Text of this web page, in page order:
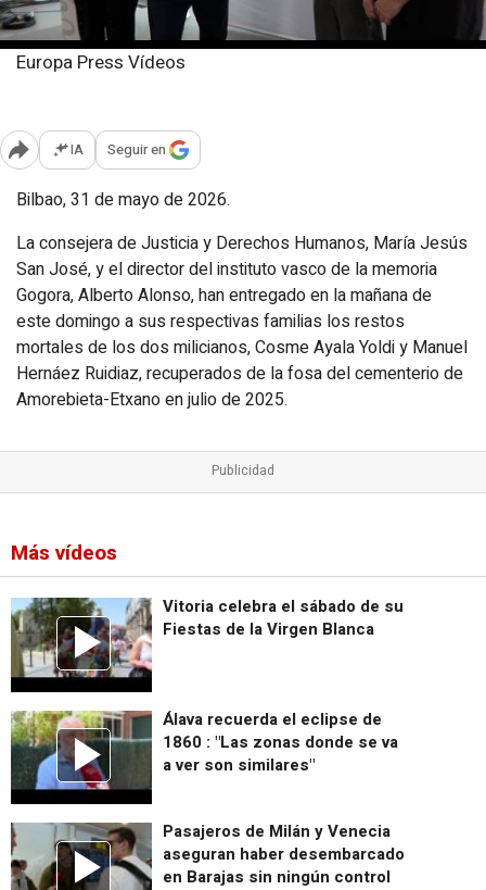
Europa Press Vídeos
Abrir opciones para compartir
IA Seguir en
Bilbao, 31 de mayo de 2026.
La consejera de Justicia y Derechos Humanos, María Jesús
San José, y el director del instituto vasco de la memoria
Gogora, Alberto Alonso, han entregado en la mañana de
este domingo a sus respectivas familias los restos
mortales de los dos milicianos, Cosme Ayala Yoldi y Manuel
Hernáez Ruidiaz, recuperados de la fosa del cementerio de
Amorebieta-Etxano en julio de 2025.
Más vídeos
Vitoria celebra el sábado de su
Fiestas de la Virgen Blanca
Álava recuerda el eclipse de
1860 : "Las zonas donde se va
a ver son similares"
Pasajeros de Milán y Venecia
aseguran haber desembarcado
en Barajas sin ningún control